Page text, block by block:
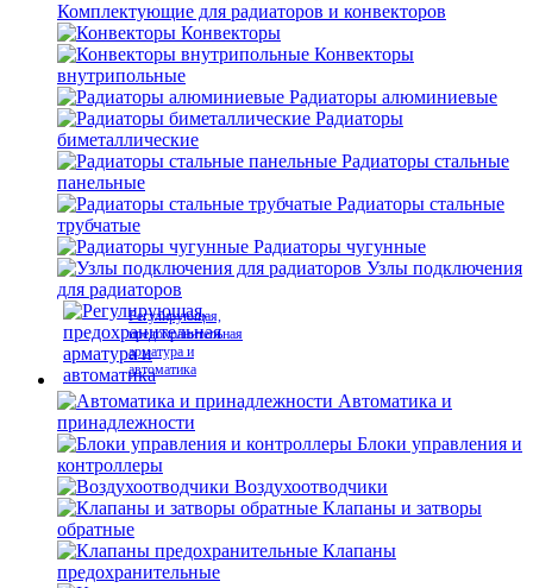
Комплектующие для радиаторов и конвекторов
Конвекторы
Конвекторы
внутрипольные
Радиаторы алюминиевые
Радиаторы
биметаллические
Радиаторы стальные
панельные
Радиаторы стальные
трубчатые
Радиаторы чугунные
Узлы подключения
для радиаторов
Регулирующая,
предохранительная
арматура и
автоматика
Автоматика и
принадлежности
Блоки управления и
контроллеры
Воздухоотводчики
Клапаны и затворы
обратные
Клапаны
предохранительные